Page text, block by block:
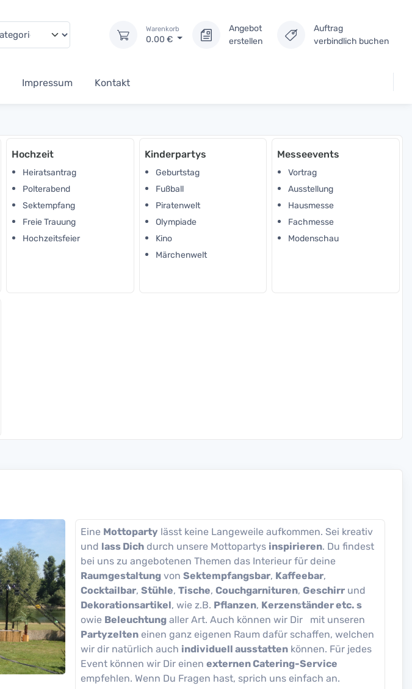
Warenkorb
0.00 €
Angebot
erstellen
Auftrag
verbindlich buchen
Impressum Kontakt
Hochzeit
Heiratsantrag
Polterabend
Sektempfang
Freie Trauung
Hochzeitsfeier
Kinderpartys
Geburtstag
Fußball
Piratenwelt
Olympiade
Kino
Märchenwelt
Messeevents
Vortrag
Ausstellung
Hausmesse
Fachmesse
Modenschau
Eine Mottoparty lässt keine Langeweile aufkommen. Sei kreativ
und lass Dich durch unsere Mottopartys inspirieren. Du findest
bei uns zu angebotenen Themen das Interieur für deine
Raumgestaltung von Sektempfangsbar, Kaffeebar,
Cocktailbar, Stühle, Tische, Couchgarnituren, Geschirr und
Dekorationsartikel, wie z.B. Pflanzen, Kerzenständer etc. s
owie Beleuchtung aller Art. Auch können wir Dir mit unseren
Partyzelten einen ganz eigenen Raum dafür schaffen, welchen
wir dir natürlich auch individuell ausstatten können. Für jedes
Event können wir Dir einen externen Catering-Service
empfehlen. Wenn Du Fragen hast, sprich uns einfach an.